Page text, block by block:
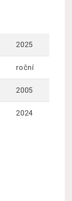
2025
roční
2005
2024